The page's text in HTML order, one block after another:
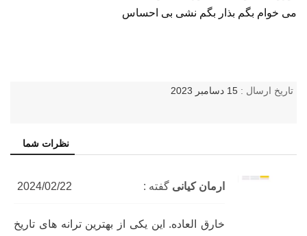
می خوام بگم بذار بگم نشی بی احساس
تاریخ ارسال :
نظرات شما
ارمان کیانی گفته : 2024/02/22
خارق العاده. این یکی از بهترین ترانه های تاریخ